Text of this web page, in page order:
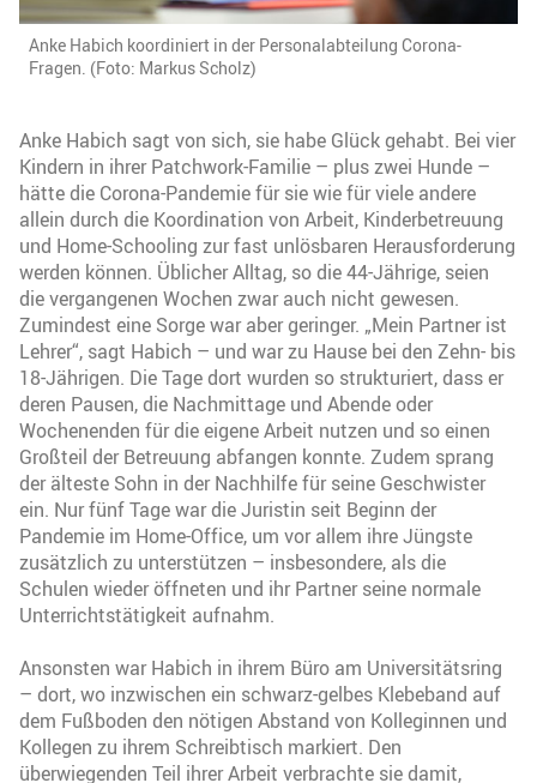
Anke Habich koordiniert in der Personalabteilung Corona-
Fragen. (Foto: Markus Scholz)
Anke Habich sagt von sich, sie habe Glück gehabt. Bei vier
Kindern in ihrer Patchwork-Familie – plus zwei Hunde –
hätte die Corona-Pandemie für sie wie für viele andere
allein durch die Koordination von Arbeit, Kinderbetreuung
und Home-Schooling zur fast unlösbaren Herausforderung
werden können. Üblicher Alltag, so die 44-Jährige, seien
die vergangenen Wochen zwar auch nicht gewesen.
Zumindest eine Sorge war aber geringer. „Mein Partner ist
Lehrer“, sagt Habich – und war zu Hause bei den Zehn- bis
18-Jährigen. Die Tage dort wurden so strukturiert, dass er
deren Pausen, die Nachmittage und Abende oder
Wochenenden für die eigene Arbeit nutzen und so einen
Großteil der Betreuung abfangen konnte. Zudem sprang
der älteste Sohn in der Nachhilfe für seine Geschwister
ein. Nur fünf Tage war die Juristin seit Beginn der
Pandemie im Home-Office, um vor allem ihre Jüngste
zusätzlich zu unterstützen – insbesondere, als die
Schulen wieder öffneten und ihr Partner seine normale
Unterrichtstätigkeit aufnahm.
Ansonsten war Habich in ihrem Büro am Universitätsring
– dort, wo inzwischen ein schwarz-gelbes Klebeband auf
dem Fußboden den nötigen Abstand von Kolleginnen und
Kollegen zu ihrem Schreibtisch markiert. Den
überwiegenden Teil ihrer Arbeit verbrachte sie damit,